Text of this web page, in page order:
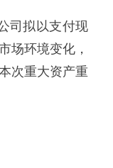
司拟以支付现
场环境变化，
次重大资产重